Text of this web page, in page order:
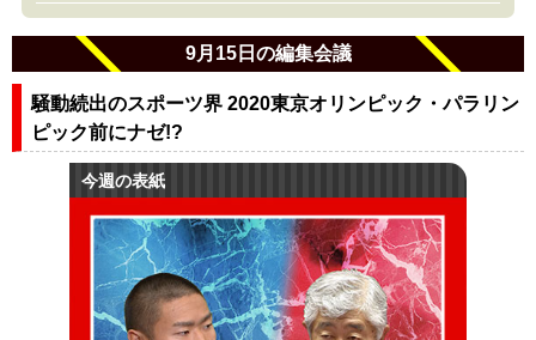
9月15日の編集会議
騒動続出のスポーツ界 2020東京オリンピック・パラリン
ピック前にナゼ!?
今週の表紙